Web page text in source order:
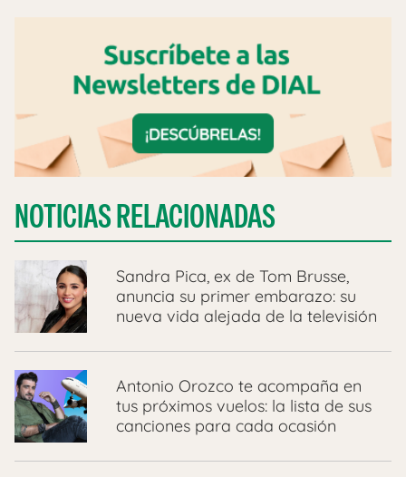
NOTICIAS RELACIONADAS
Sandra Pica, ex de Tom Brusse,
anuncia su primer embarazo: su
nueva vida alejada de la televisión
Antonio Orozco te acompaña en
tus próximos vuelos: la lista de sus
canciones para cada ocasión